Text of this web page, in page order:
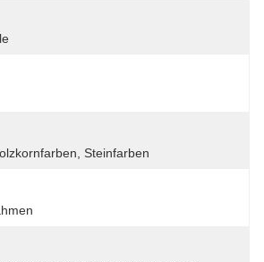
Steinfarben